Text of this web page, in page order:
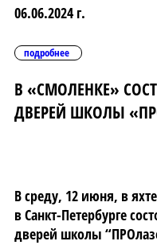
06.06.2024 г.
подробнее
В «СМОЛЕНКЕ»
ДВЕРЕЙ ШКОЛЫ
В среду, 12 июня, в
в Санкт-Петербурге
дверей школы